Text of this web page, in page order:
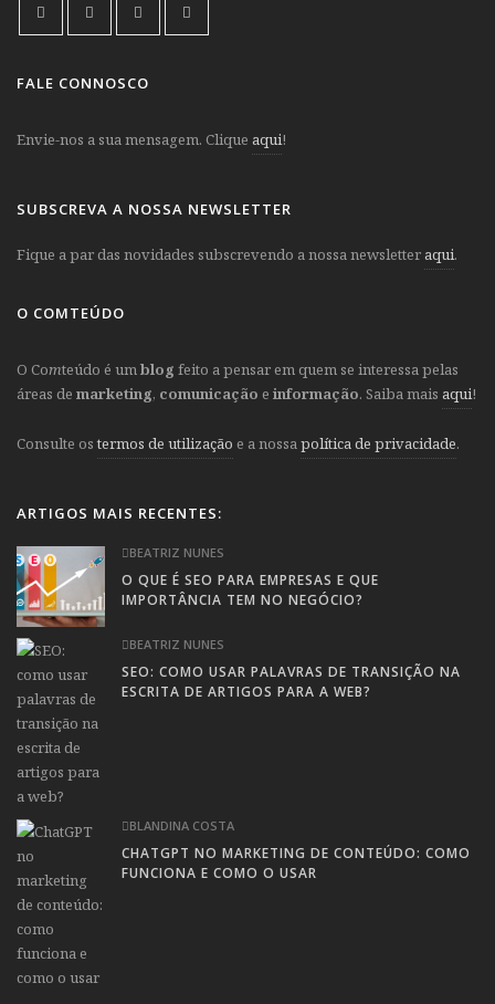
FALE CONNOSCO
Envie-nos a sua mensagem. Clique aqui!
SUBSCREVA A NOSSA NEWSLETTER
Fique a par das novidades subscrevendo a nossa newsletter aqui.
O COMTEÚDO
O Comteúdo é umblog feito a pensar em quem se interessa pelas
áreas de marketing, comunicação e informação. Saiba mais aqui!
Consulte ostermos de utilização e a nossapolítica de privacidade.
ARTIGOS MAIS RECENTES:
BEATRIZ NUNES
O QUE É SEO PARA EMPRESAS E QUE
IMPORTÂNCIA TEM NO NEGÓCIO?
BEATRIZ NUNES
SEO: COMO USAR PALAVRAS DE TRANSIÇÃO NA
ESCRITA DE ARTIGOS PARA A WEB?
BLANDINA COSTA
CHATGPT NO MARKETING DE CONTEÚDO: COMO
FUNCIONA E COMO O USAR